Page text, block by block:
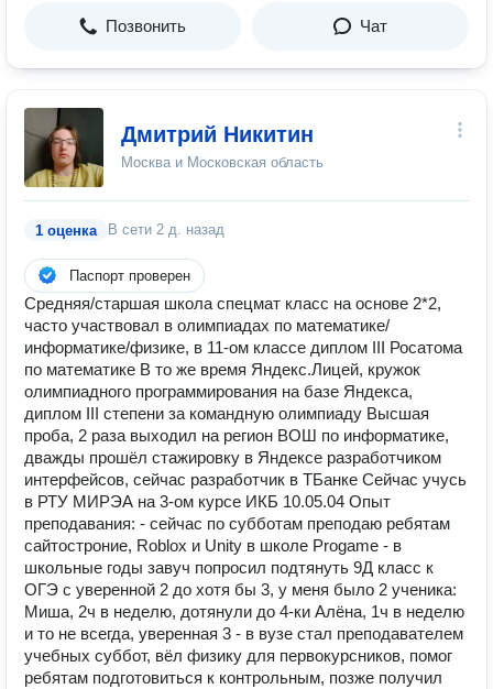
Позвонить Чат
Дмитрий Никитин
Москва и Московская область
1 оценка В сети 2 д. назад
Паспорт проверен
Средняя/старшая школа спецмат класс на основе 2*2,
часто участвовал в олимпиадах по математике/
информатике/физике, в 11-ом классе диплом III Росатома
по математике В то же время Яндекс.Лицей, кружок
олимпиадного программирования на базе Яндекса,
диплом III степени за командную олимпиаду Высшая
проба, 2 раза выходил на регион ВОШ по информатике,
дважды прошёл стажировку в Яндексе разработчиком
интерфейсов, сейчас разработчик в ТБанке Сейчас учусь
в РТУ МИРЭА на 3-ом курсе ИКБ 10.05.04 Опыт
преподавания: - сейчас по субботам преподаю ребятам
сайтостроние, Roblox и Unity в школе Progame - в
школьные годы завуч попросил подтянуть 9Д класс к
ОГЭ с уверенной 2 до хотя бы 3, у меня было 2 ученика:
Миша, 2ч в неделю, дотянули до 4-ки Алёна, 1ч в неделю
и то не всегда, уверенная 3 - в вузе стал преподавателем
учебных суббот, вёл физику для первокурсников, помог
ребятам подготовиться к контрольным, позже получил